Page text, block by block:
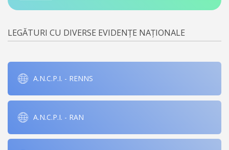
LEGĂTURI CU DIVERSE EVIDENȚE NAȚIONALE
A.N.C.P.I. - RENNS
A.N.C.P.I. - RAN